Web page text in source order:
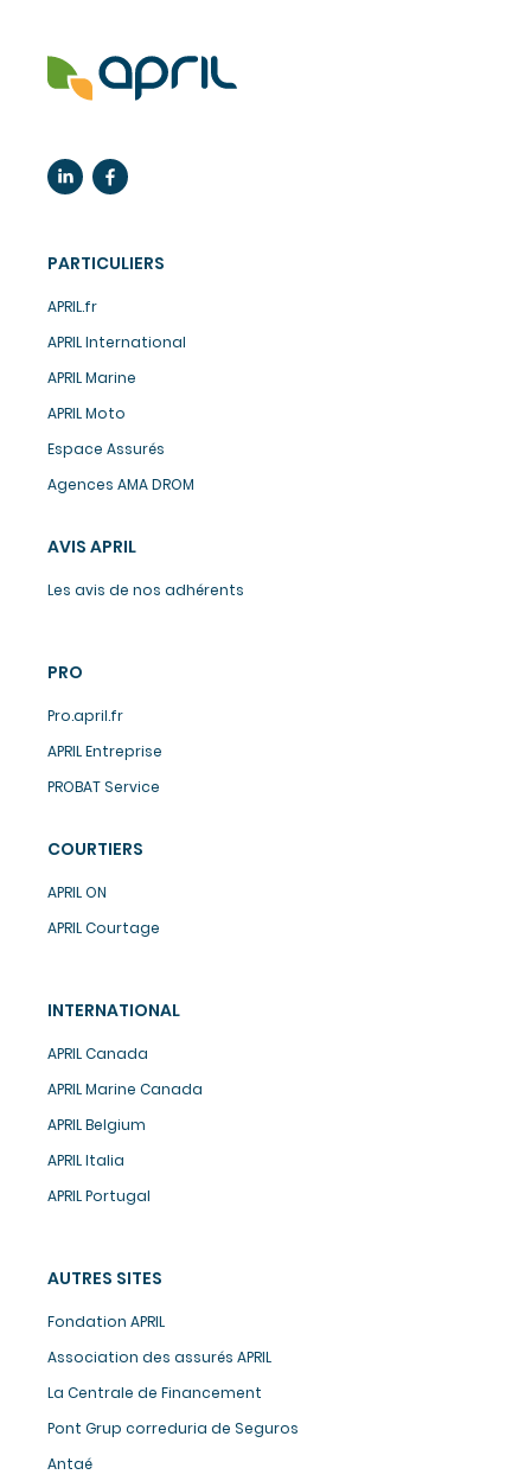
PARTICULIERS
APRIL.fr
APRIL International
APRIL Marine
APRIL Moto
Espace Assurés
Agences AMA DROM
AVIS APRIL
Les avis de nos adhérents
PRO
Pro.april.fr
APRIL Entreprise
PROBAT Service
COURTIERS
APRIL ON
APRIL Courtage
INTERNATIONAL
APRIL Canada
APRIL Marine Canada
APRIL Belgium
APRIL Italia
APRIL Portugal
AUTRES SITES
Fondation APRIL
Association des assurés APRIL
La Centrale de Financement
Pont Grup correduria de Seguros
Antaé